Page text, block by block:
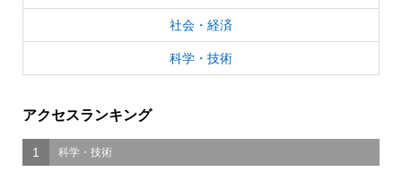
社会・経済
科学・技術
アクセスランキング
1 科学・技術